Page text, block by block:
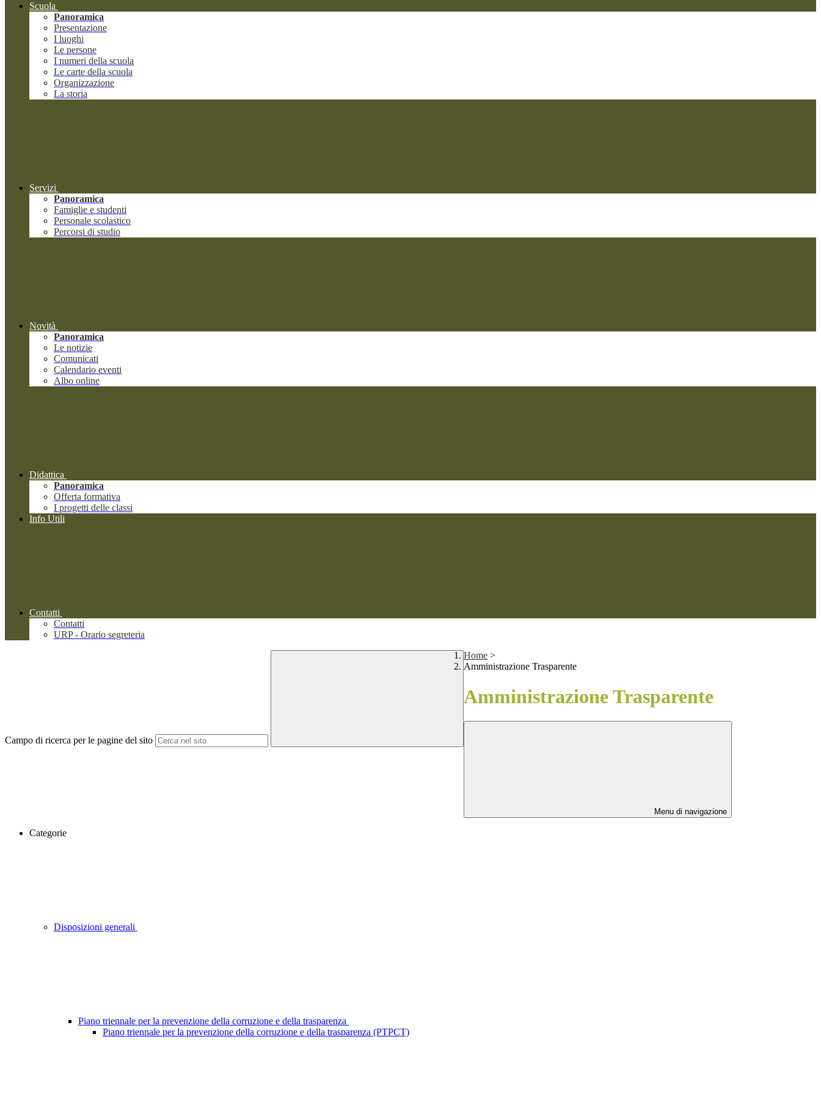
Scuola
Panoramica
Presentazione
I luoghi
Le persone
I numeri della scuola
Le carte della scuola
Organizzazione
La storia
Servizi
Panoramica
Famiglie e studenti
Personale scolastico
Percorsi di studio
Novità
Panoramica
Le notizie
Comunicati
Calendario eventi
Albo online
Didattica
Panoramica
Offerta formativa
I progetti delle classi
Info Utili
Contatti
Contatti
URP - Orario segreteria
Campo di ricerca per le pagine del sito
Home >
Amministrazione Trasparente
Amministrazione Trasparente
Menu di navigazione
Categorie
Disposizioni generali
Piano triennale per la prevenzione della corruzione e della trasparenza
Piano triennale per la prevenzione della corruzione e della trasparenza (PTPCT)